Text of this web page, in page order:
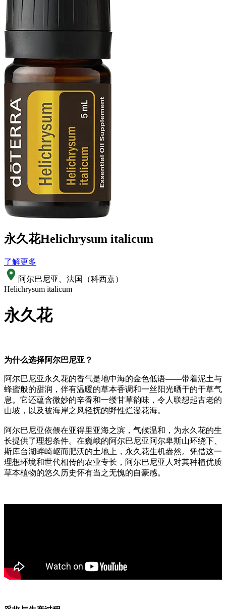
永久花Helichrysum italicum
了解更多
阿尔巴尼亚、法国（科西嘉）
Helichrysum italicum
永久花
为什么选择阿尔巴尼亚？
阿尔巴尼亚永久花的香气是地中海的金色低语——带着泥土与
蜂蜜般的甜润，伴有温暖的草本香调和一丝阳光晒干的干草气
息。它还蕴含微妙的辛香和一缕甘草韵味，令人联想起古老的
山坡，以及被海岸之风轻抚的野性烂漫花海。
阿尔巴尼亚依偎在亚得里亚海之滨，气候温和，为永久花的生
长提供了理想条件。在巍峨的阿尔巴尼亚阿尔卑斯山环绕下、
斯库台湖畔崎岖而肥沃的土地上，永久花生机盎然。凭借这一
理想环境和世代相传的农业专长，阿尔巴尼亚人对其种植优质
草本植物的悠久历史怀有当之无愧的自豪感。